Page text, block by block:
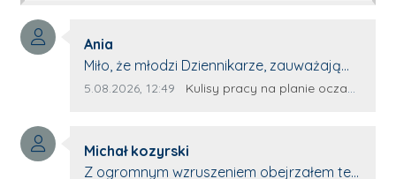
Autor komentarza:
Ania
Treść komentarza:
Miło, że młodzi Dziennikarze, zauważają
młode talenty, które dopiero wkraczają
z nim wywiad, który przeprowadzi Pan
Artur.
Data dodania komentarza:
5.08.2026, 12:49 Źródło komentarza:
Kulisy pracy na planie oczami młodego filmowca
Autor komentarza:
Michał kozyrski
Treść komentarza:
Z ogromnym wzruszeniem obejrzałem ten